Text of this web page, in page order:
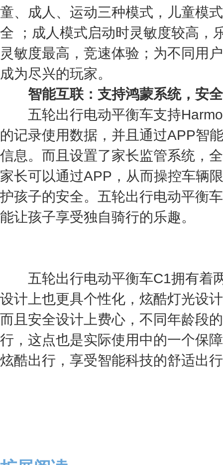
童、成人、运动三种模式，儿童模
全 ；成人模式启动时灵敏度较高，
灵敏度最高，竞速体验；为不同用
成为尽兴的玩家。
智能互联：支持鸿蒙系统，安全
五轮出行电动平衡车支持
的记录使用数据，并且通过APP智
信息。而且设置了家长监管系统，
家长可以通过APP，从而操控车辆
护孩子的安全。五轮出行电动平衡
能让孩子享受独自骑行的乐趣。
五轮出行电动平衡车C1拥有着
设计上也更具个性化，炫酷灯光设
而且安全设计上费心，不同年龄段
行，这点也是实际使用中的一个保
炫酷出行，享受智能科技的舒适出